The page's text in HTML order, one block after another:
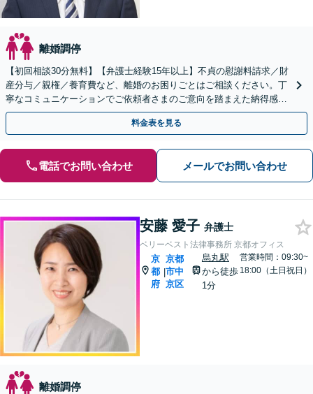
離婚調停
【初回相談30分無料】【弁護士経験15年以上】不貞の慰謝料請求／財
産分与／親権／養育費など、離婚のお困りごとはご相談ください。丁
寧なコミュニケーションでご依頼者さまのご意向を踏まえた納得感の
高い解決を目指します【烏丸駅3分】【Web面談可】
料金表を見る
電話でお問い合わせ メールでお問い合わせ
安藤 愛子 弁護士
ベリーベスト法律事務所 京都オフィス
京
都
府
|
京都
市中
京区
烏丸駅
から徒歩
1分
営業時間：09:30~
18:00（土日祝日）
離婚調停